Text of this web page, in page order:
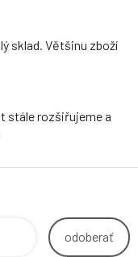
sklad. Většinu zboží
stále rozšiřujeme a
odoberať